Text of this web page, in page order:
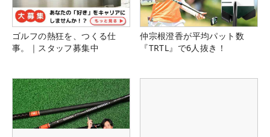
ゴルフの熱狂を、つくる仕
事。｜スタッフ募集中
仲宗根澄香が平均パット数
『TRTL』で6人抜き！